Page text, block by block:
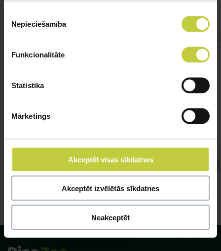
izvēle
Nepieciešamība
Funkcionalitāte
Statistika
Mārketings
Akceptēt visas sīkdatnes
Akceptēt izvēlētās sīkdatnes
Neakceptēt
Atbild Ihtiologs, Ihtiologs